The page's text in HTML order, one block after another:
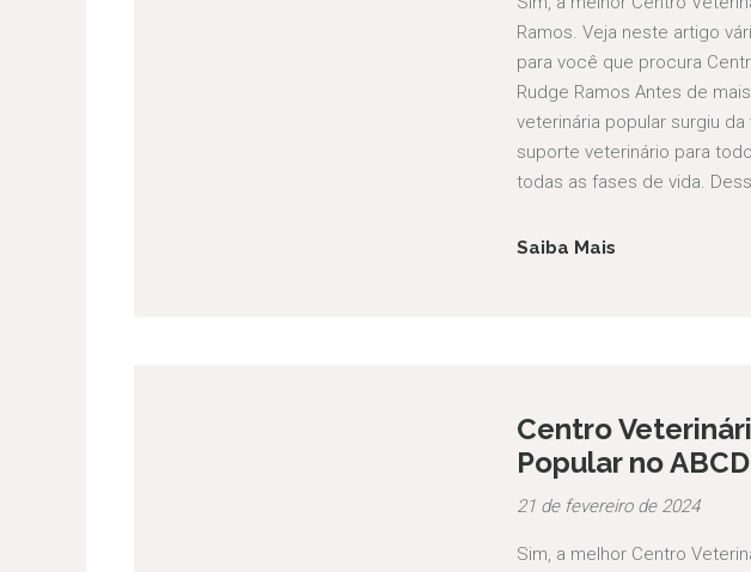
Ramos. Veja neste artigo
para você que procura
Rudge Ramos Antes de
veterinária popular surgiu
suporte veterinário para
todas as fases de vida.
Saiba Mais
Centro
Popular no
21 de fevereiro de 2024
Sim, a melhor Centro